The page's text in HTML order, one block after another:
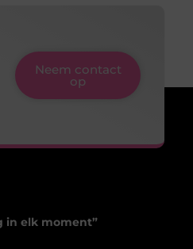
Neem contact
op
in elk moment”